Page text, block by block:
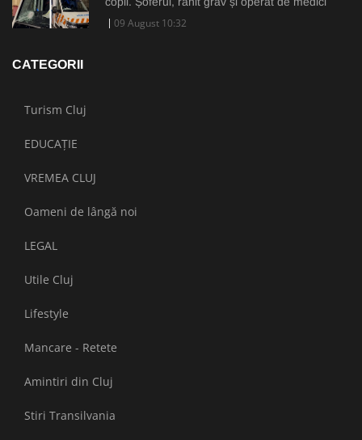
09 August 10:32
CATEGORII
Turism Cluj
EDUCAȚIE
VREMEA CLUJ
Oameni de lângă noi
LEGAL
Utile Cluj
Lifestyle
Mancare - Retete
Amintiri din Cluj
Stiri Transilvania